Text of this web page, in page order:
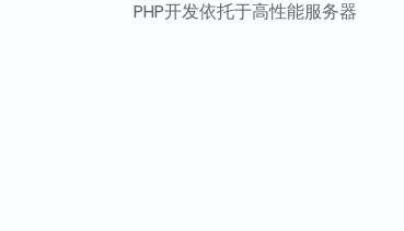
PHP开发依托于高性能服务器